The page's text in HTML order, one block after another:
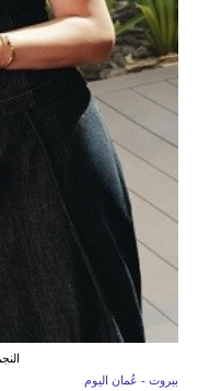
بيروت - عُمان اليوم